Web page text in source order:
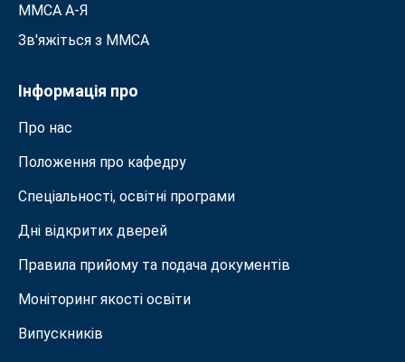
ММСА A-Я
Зв'яжіться з MMСА
Інформація про
Про нас
Положення про кафедру
Спеціальності, освітні програми
Дні відкритих дверей
Правила прийому та подача документiв
Моніторинг якості освіти
Випускників